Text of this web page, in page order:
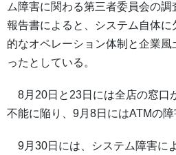
ム障害に関わる第三者委員会の調
報告書によると、システム自体に
的なオペレーション体制と企業
ったとしている。
8月20日と23日には全店の窓口
不能に陥り、9月8日にはATMの障
9月30日には、システム障害に